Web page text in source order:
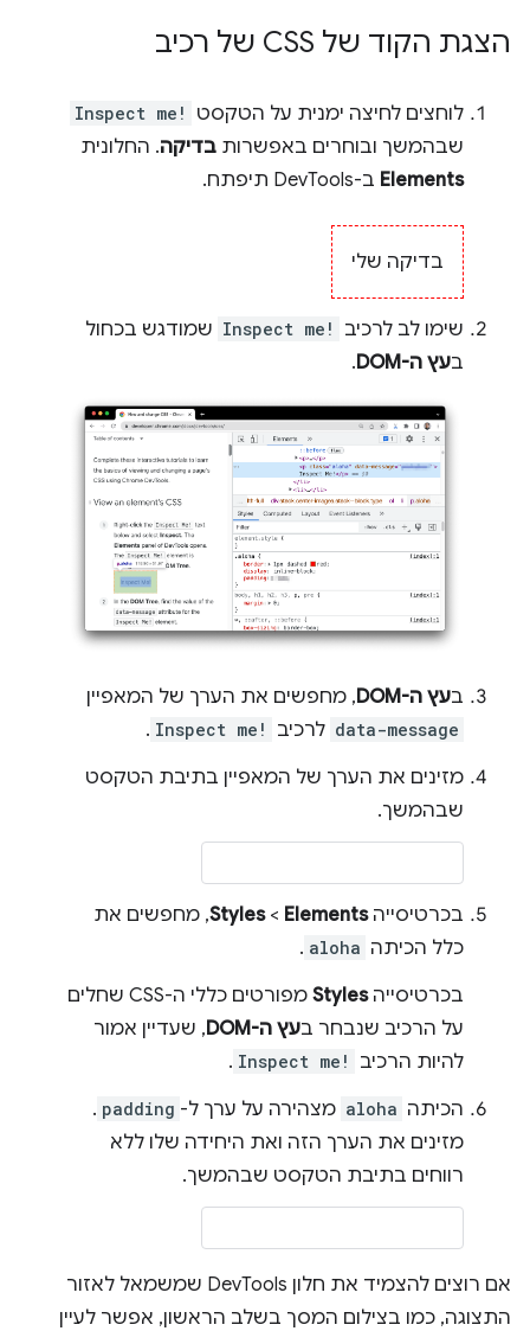
הצגת הקוד של CSS של רכיב
לוחצים לחיצה ימנית על הטקסט Inspect me!
שבהמשך ובוחרים באפשרות בדיקה. החלונית
Elements ב-DevTools תיפתח.
בדיקה שלי
שימו לב לרכיב Inspect me! שמודגש בכחול
בעץ ה-DOM .
בעץ ה-DOM , מחפשים את הערך של המאפיין
data-message לרכיב Inspect me!
.
מזינים את הערך של המאפיין בתיבת הטקסט
שבהמשך.
בכרטיסייהElements
‏ >
Styles, מחפשים את
כלל הכיתה aloha
.
בכרטיסייהStyles
מפורטים כללי ה-CSS שחלים
על הרכיב שנבחר בעץ ה-DOM
, שעדיין אמור
להיות הרכיב
Inspect me!
.
הכיתה aloha מצהירה על ערך ל- padding
.
מזינים את הערך הזה ואת היחידה שלו ללא
רווחים בתיבת הטקסט שבהמשך.
אם רוצים להצמיד את חלון DevTools שמשמאל לאזור
התצוגה, כמו בצילום המסך בשלב הראשון, אפשר לעיין